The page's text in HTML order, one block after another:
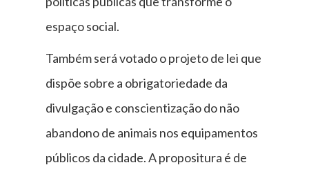
espaço social.
Também será votado o projeto de lei que
dispõe sobre a obrigatoriedade da
divulgação e conscientização do não
abandono de animais nos equipamentos
públicos da cidade. A propositura é de